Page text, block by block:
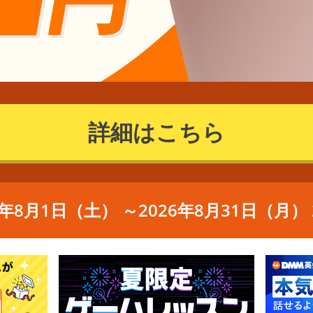
詳細はこちら
8月1日（土） ～2026年8月31日（月）